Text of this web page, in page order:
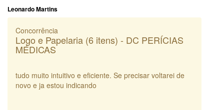
Leonardo Martins
Concorrência
Logo e Papelaria (6 itens) - DC PERÍCIAS
MÉDICAS
tudo muito intuitivo e eficiente. Se precisar voltarei de
novo e ja estou indicando